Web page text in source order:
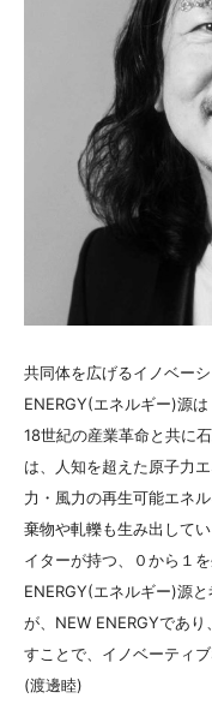
共同体を広げるイノベー
ENERGY(エネルギー)源
18世紀の産業革命と共に
は、人知を超えた原子力
力・風力の再生可能エネ
棄物や軋轢も生み出して
イターが持つ、０から１
ENERGY(エネルギー)源
が、NEW ENERGYであ
すことで、イノベーティ
(渡邊睦)